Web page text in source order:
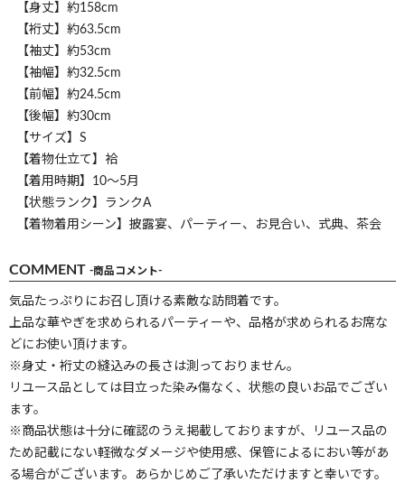
【身丈】約158cm
【裄丈】約63.5cm
【袖丈】約53cm
【袖幅】約32.5cm
【前幅】約24.5cm
【後幅】約30cm
【サイズ】S
【着物仕立て】袷
【着用時期】10～5月
【状態ランク】ランクA
【着物着用シーン】披露宴、パーティー、お見合い、式典、茶会
COMMENT -商品コメント-
気品たっぷりにお召し頂ける素敵な訪問着です。
上品な華やぎを求められるパーティーや、品格が求められるお席な
どにお使い頂けます。
※身丈・裄丈の縫込みの長さは測っておりません。
リユース品としては目立った染み傷なく、状態の良いお品でござい
ます。
※商品状態は十分に確認のうえ掲載しておりますが、リユース品の
ため記載にない軽微なダメージや使用感、保管によるにおい等があ
る場合がございます。あらかじめご了承いただけますと幸いです。